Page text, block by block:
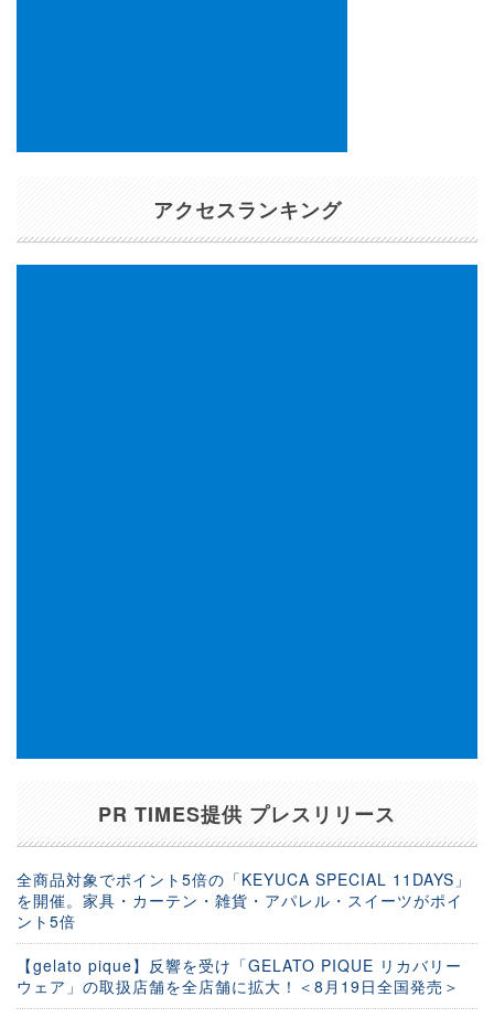
アクセスランキング
PR TIMES提供 プレスリリース
全商品対象でポイント5倍の「KEYUCA SPECIAL 11DAYS」
を開催。家具・カーテン・雑貨・アパレル・スイーツがポイ
ント5倍
【gelato pique】反響を受け「GELATO PIQUE リカバリー
ウェア」の取扱店舗を全店舗に拡大！＜8月19日全国発売＞